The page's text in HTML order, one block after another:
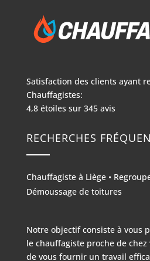
Satisfaction des clients ayant
Chauffagistes:
4,8étoiles sur 345avis
RECHERCHES
Chauffagiste à Liège•
Démoussage de toitures
Notre objectif consiste à vous
le chauffagiste proche de
de vous fournir un travail